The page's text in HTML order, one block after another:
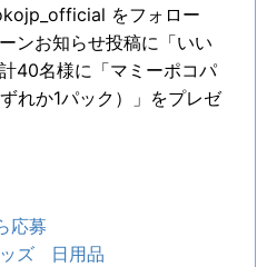
をフォロー
ンお知らせ投稿に「いい
40名様に「マミーポコパ
れか1パック）」をプレゼ
応募
ズ 日用品